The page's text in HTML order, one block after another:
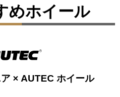
めホイール
× AUTEC ホイール